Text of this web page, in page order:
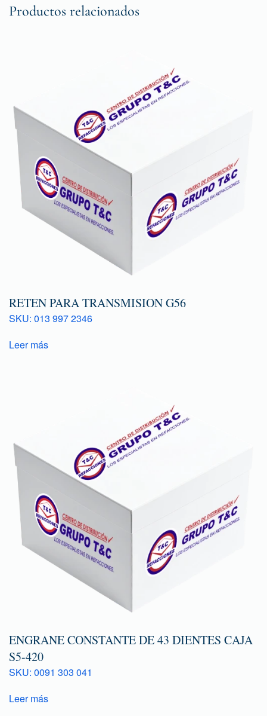
Productos relacionados
RETEN PARA TRANSMISION G56
SKU: 013 997 2346
Leer más
ENGRANE CONSTANTE DE 43 DIENTES CAJA
S5-420
SKU: 0091 303 041
Leer más